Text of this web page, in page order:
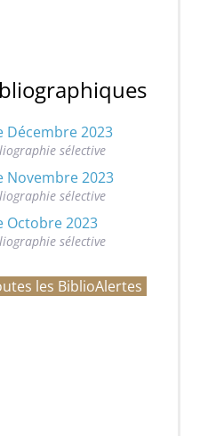
Décembre 2023
sélective
Novembre 2023
sélective
Octobre 2023
sélective
les BiblioAlertes